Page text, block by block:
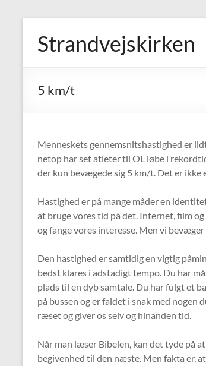
content
Strandvejskirken
5 km/t
Menneskets gennemsnitshastighed er
netop har set atleter til OL løbe i
der kun bevægede sig 5 km/t. Det er ikke
Hastighed er på mange måder en
at bruge vores tid på det. Internet, film
og fange vores interesse. Men vi
Den hastighed er samtidig en vigtig
bedst klares i adstadigt tempo. Du har
plads til en dyb samtale. Du har fulgt et
på bussen og er faldet i snak med nogen
ræset og giver os selv og hinanden tid.
Når man læser Bibelen, kan det tyde på
begivenhed til den næste. Men fakta er,